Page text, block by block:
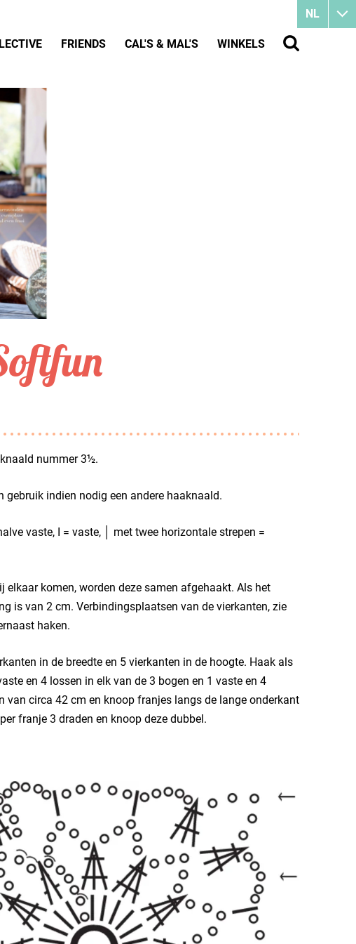
nummer 3½.
gebruik indien nodig een andere haaknaald.
vaste, I = vaste, │ met twee horizontale strepen =
komen, worden deze samen afgehaakt. Als het
is van 2 cm. Verbindingsplaatsen van de vierkanten, zie
haken.
in de breedte en 5 vierkanten in de hoogte. Haak als
en 4 lossen in elk van de 3 bogen en 1 vaste en 4
circa 42 cm en knoop franjes langs de lange onderkant
franje 3 draden en knoop deze dubbel.
NL
FRIENDS CAL'S & MAL'S WINKELS